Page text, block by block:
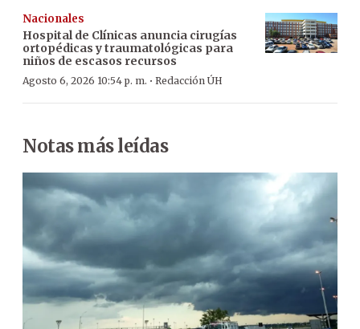
Nacionales
Hospital de Clínicas anuncia cirugías
ortopédicas y traumatológicas para
niños de escasos recursos
Agosto 6, 2026 10:54 p. m. · Redacción ÚH
Notas más leídas